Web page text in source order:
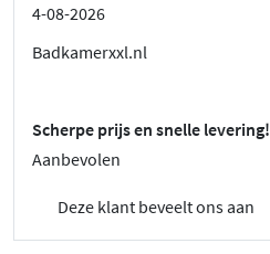
4-08-2026
Badkamerxxl.nl
Scherpe prijs en snelle levering!
Aanbevolen
Deze klant beveelt ons aan